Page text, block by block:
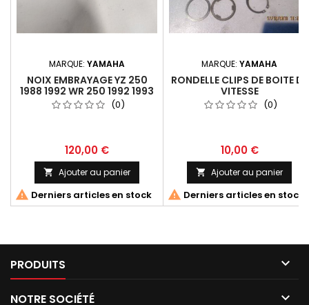
MARQUE: YAMAHA
NOIX EMBRAYAGE YZ 250
1988 1992 WR 250 1992 1993
(0)
120,00 €
 Ajouter au panier
 Derniers articles en stock
MARQUE: YAMAHA
RONDELLE CLIPS DE BOITE DE
VITESSE
(0)
10,00 €
 Ajouter au panier
 Derniers articles en stock
PRODUITS 
NOTRE SOCIÉTÉ 